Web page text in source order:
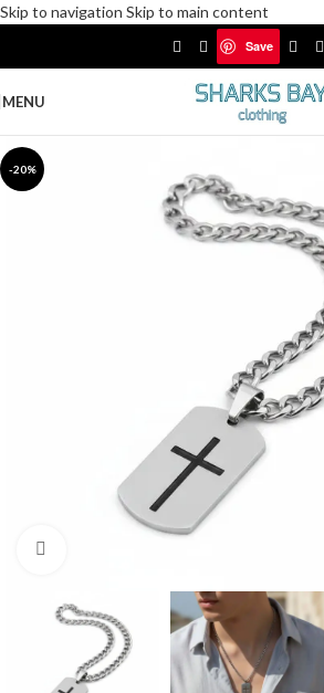
Skip to navigation Skip to main content
Δωρεάν αποστολές για αγορές άνω των 30€
Save
MENU
-20%